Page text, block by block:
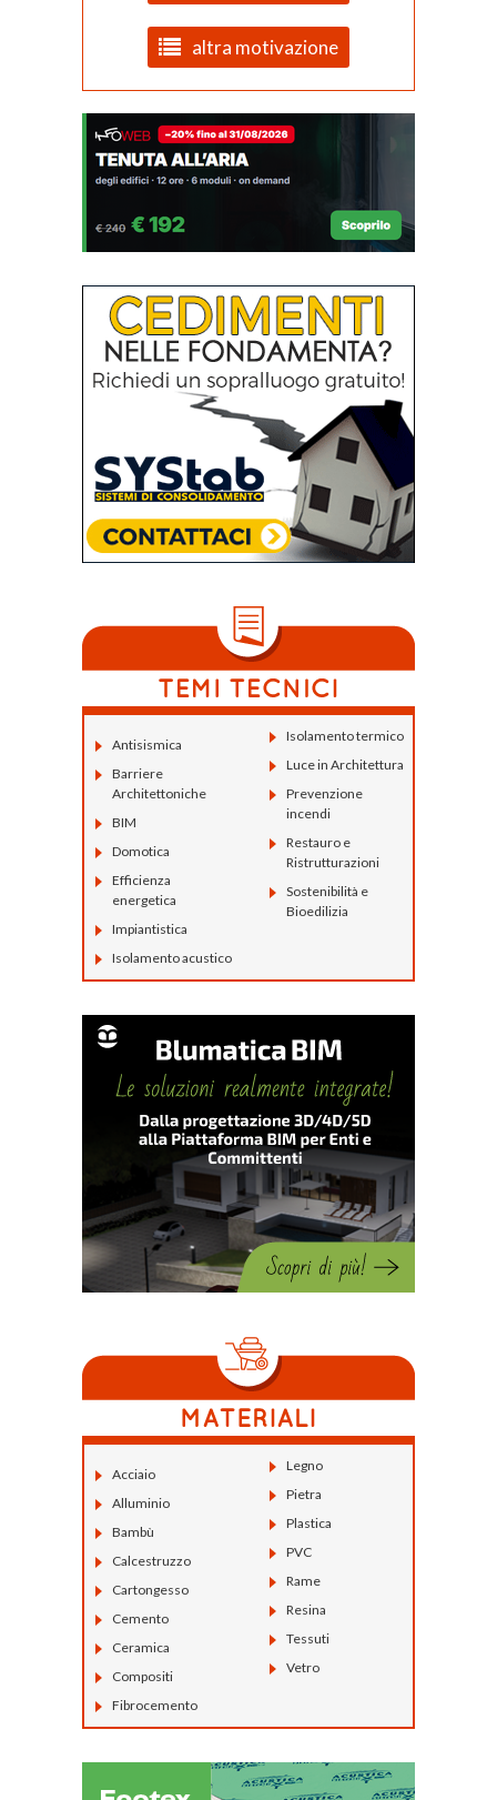
altra motivazione
Antisismica
Barriere
Architettoniche
BIM
Domotica
Efficienza
energetica
Impiantistica
Isolamento acustico
Isolamento termico
Luce in Architettura
Prevenzione
incendi
Restauro e
Ristrutturazioni
Sostenibilità e
Bioedilizia
Acciaio
Alluminio
Bambù
Calcestruzzo
Cartongesso
Cemento
Ceramica
Compositi
Fibrocemento
Legno
Pietra
Plastica
PVC
Rame
Resina
Tessuti
Vetro